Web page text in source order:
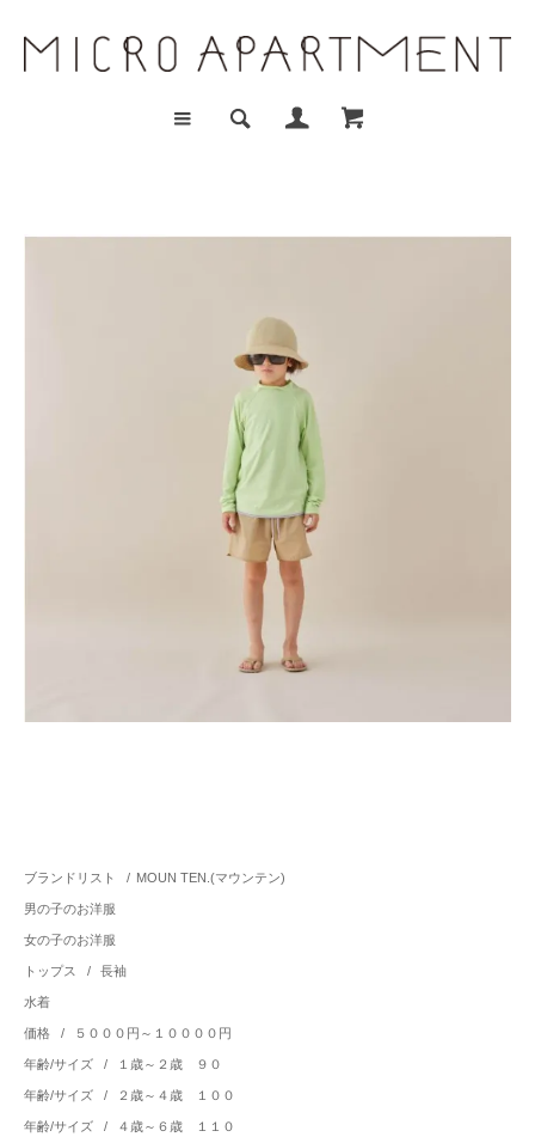
ブランドリスト / MOUN TEN.(マウンテン)
男の子のお洋服
女の子のお洋服
トップス / 長袖
水着
価格 / ５０００円～１００００円
年齢/サイズ / １歳～２歳 ９０
年齢/サイズ / ２歳～４歳 １００
年齢/サイズ / ４歳～６歳 １１０